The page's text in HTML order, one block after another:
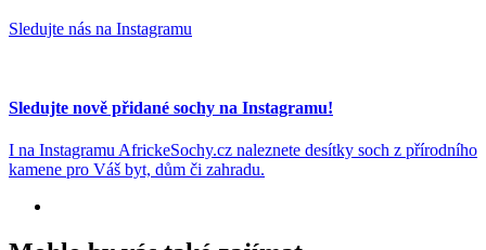
Sledujte nás na Instagramu
Sledujte nově přidané sochy na Instagramu!
I na Instagramu AfrickeSochy.cz naleznete desítky soch z přírodního
kamene pro Váš byt, dům či zahradu.